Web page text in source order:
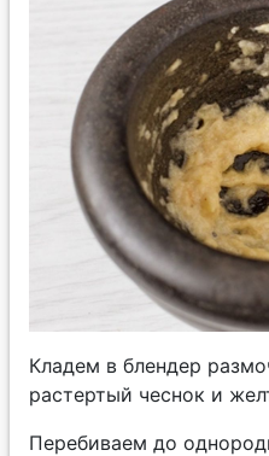
Кладем в блендер
растертый чеснок и
Перебиваем до